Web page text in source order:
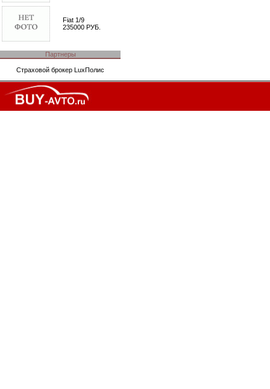
Fiat 1/9
235000 РУБ.
Партнеры
Страховой брокер LuxПолис